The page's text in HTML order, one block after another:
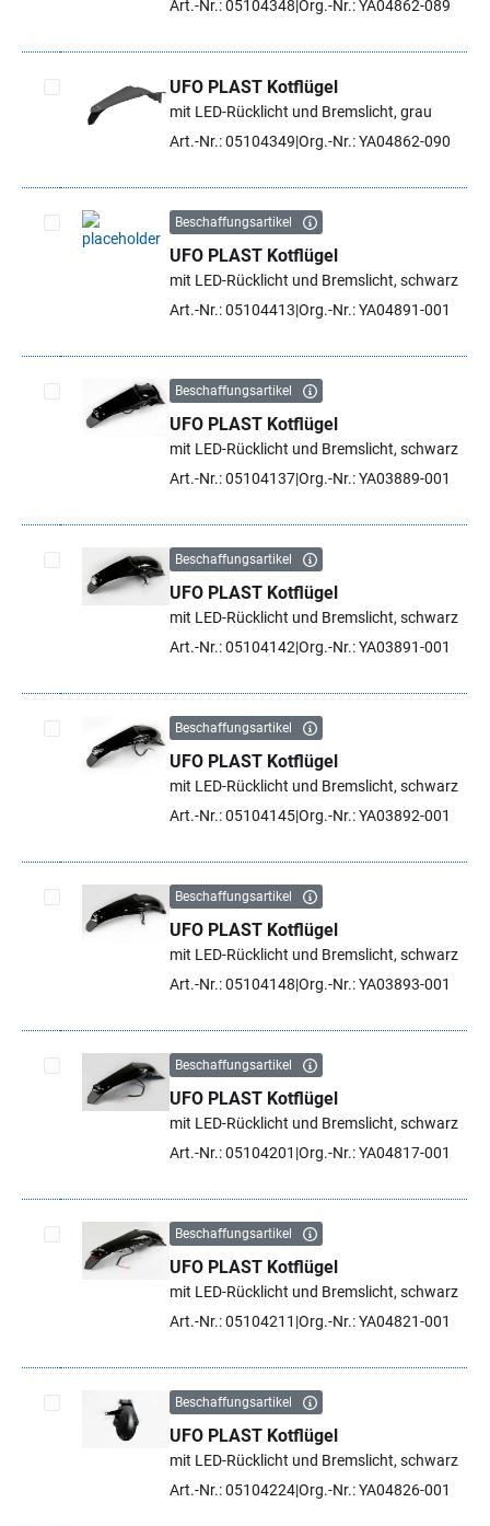
Art.-Nr.: 05104348 Org.-Nr.: YA04862-089
Artikel auswählen
UFO PLAST Kotflügel
mit LED-Rücklicht und Bremslicht, grau
Art.-Nr.: 05104349 Org.-Nr.: YA04862-090
Artikel auswählen
Beschaffungsartikel
UFO PLAST Kotflügel
mit LED-Rücklicht und Bremslicht, schwarz
Art.-Nr.: 05104413 Org.-Nr.: YA04891-001
Artikel auswählen
Beschaffungsartikel
UFO PLAST Kotflügel
mit LED-Rücklicht und Bremslicht, schwarz
Art.-Nr.: 05104137Org.-Nr.: YA03889-001
Artikel auswählen
Beschaffungsartikel
UFO PLAST Kotflügel
mit LED-Rücklicht und Bremslicht, schwarz
Art.-Nr.: 05104142 Org.-Nr.: YA03891-001
Artikel auswählen
Beschaffungsartikel
UFO PLAST Kotflügel
mit LED-Rücklicht und Bremslicht, schwarz
Art.-Nr.: 05104145Org.-Nr.: YA03892-001
Artikel auswählen
Beschaffungsartikel
UFO PLAST Kotflügel
mit LED-Rücklicht und Bremslicht, schwarz
Art.-Nr.: 05104148 Org.-Nr.: YA03893-001
Artikel auswählen
Beschaffungsartikel
UFO PLAST Kotflügel
mit LED-Rücklicht und Bremslicht, schwarz
Art.-Nr.: 05104201 Org.-Nr.: YA04817-001
Artikel auswählen
Beschaffungsartikel
UFO PLAST Kotflügel
mit LED-Rücklicht und Bremslicht, schwarz
Art.-Nr.: 05104211 Org.-Nr.: YA04821-001
Artikel auswählen
Beschaffungsartikel
UFO PLAST Kotflügel
mit LED-Rücklicht und Bremslicht, schwarz
Art.-Nr.: 05104224Org.-Nr.: YA04826-001